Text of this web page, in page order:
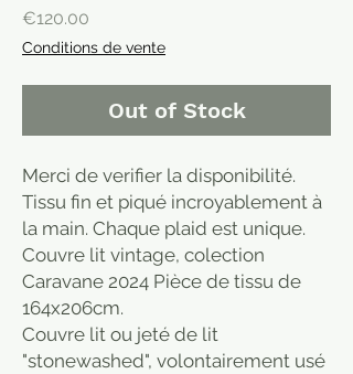
€120.00
Conditions de vente
Out of Stock
Merci de verifier la disponibilité.
Tissu fin et piqué incroyablement à
la main. Chaque plaid est unique.
Couvre lit vintage, colection
Caravane 2024 Pièce de tissu de
164x206cm.
Couvre lit ou jeté de lit
"stonewashed", volontairement usé